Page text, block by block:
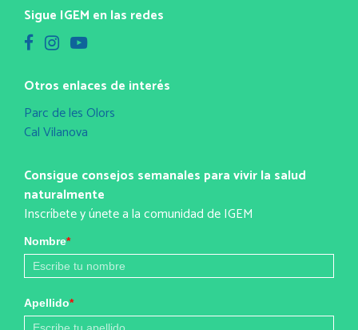
Sigue IGEM en las redes
Otros enlaces de interés
Parc de les Olors
Cal Vilanova
Consigue consejos semanales para vivir la salud
naturalmente
Inscríbete y únete a la comunidad de IGEM
Nombre*
Apellido*